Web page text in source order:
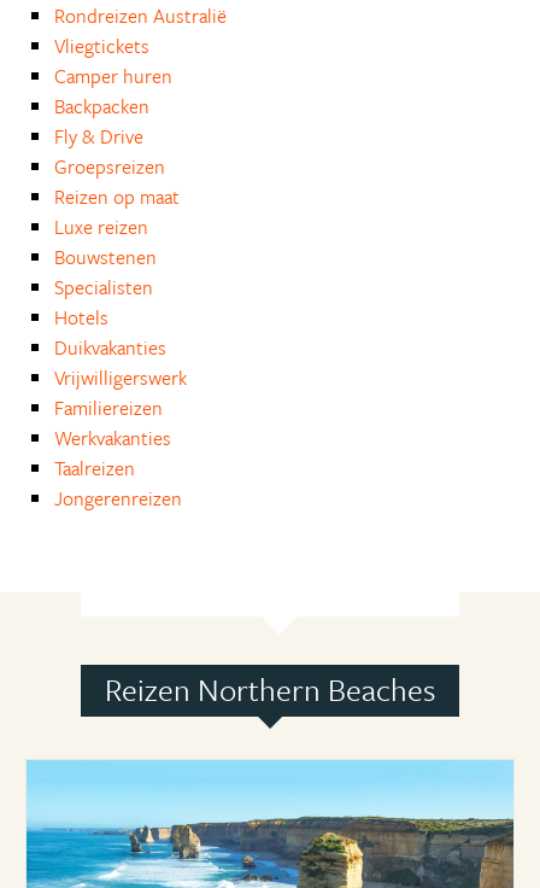
Rondreizen Australië
Vliegtickets
Camper huren
Backpacken
Fly & Drive
Groepsreizen
Reizen op maat
Luxe reizen
Bouwstenen
Specialisten
Hotels
Duikvakanties
Vrijwilligerswerk
Familiereizen
Werkvakanties
Taalreizen
Jongerenreizen
Reizen Northern Beaches